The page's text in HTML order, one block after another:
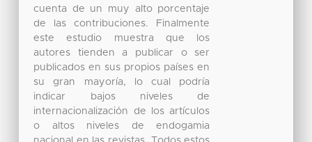
cuenta de un muy alto porcentaje
de las contribuciones. Finalmente
este estudio muestra que los
autores tienden a publicar o ser
publicados en sus propios países en
su gran mayoría, lo cual podría
indicar bajos niveles de
internacionalización de los artículos
o altos niveles de endogamia